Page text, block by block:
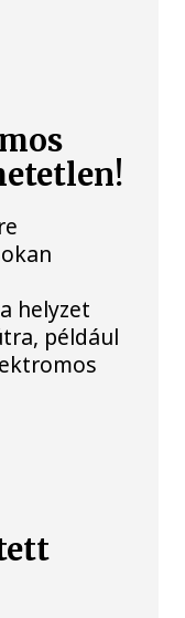
helyzet
például